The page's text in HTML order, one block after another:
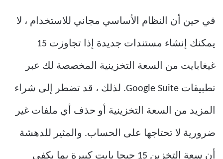
في حين أن النظام الأساسي مجاني للاستخدام ، لا
يمكنك إنشاء مستندات جديدة إذا تجاوزت 15
غيغابايت من السعة التخزينية المخصصة لك عبر
تطبيقات Google Suite. لذلك ، قد تضطر إلى شراء
المزيد من السعة التخزينية أو حذف أي ملفات غير
ضرورية لا تحتاجها على الحساب. والمثير للدهشة
أن سعة التخزين 15 جيجا بايت كبيرة بما يكفي